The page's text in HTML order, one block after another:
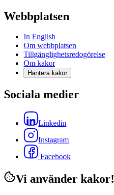
Webbplatsen
In English
Om webbplatsen
Tillgänglighetsredogörelse
Om kakor
Hantera kakor
Sociala medier
Linkedin
Instagram
Facebook
Vi använder kakor!